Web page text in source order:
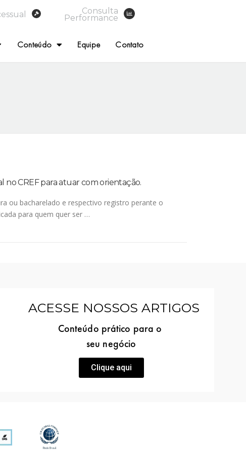
Consulta
Performance
Conteúdo Equipe Contato
no CREF para atuar com orientação.
ou bacharelado e respectivo registro perante o
para quem quer ser …
ACESSE NOSSOS ARTIGOS
Conteúdo prático para o
seu negócio
Clique aqui